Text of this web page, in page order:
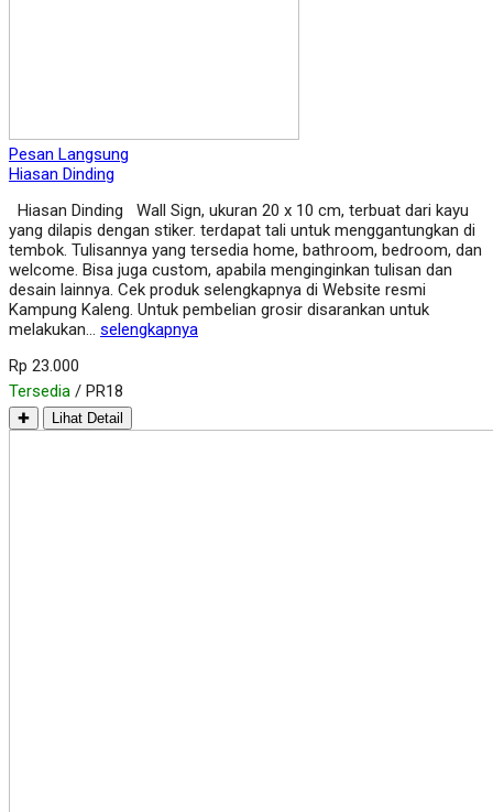
Pesan Langsung
Hiasan Dinding
Hiasan Dinding Wall Sign, ukuran 20 x 10 cm, terbuat dari kayu
yang dilapis dengan stiker. terdapat tali untuk menggantungkan di
tembok. Tulisannya yang tersedia home, bathroom, bedroom, dan
welcome. Bisa juga custom, apabila menginginkan tulisan dan
desain lainnya. Cek produk selengkapnya di Website resmi
Kampung Kaleng. Untuk pembelian grosir disarankan untuk
melakukan… selengkapnya
Rp 23.000
Tersedia / PR18
✚ Lihat Detail